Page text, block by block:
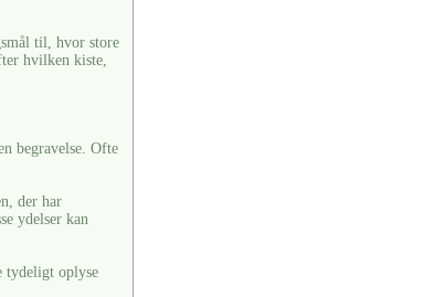
til, hvor store
hvilken kiste,
begravelse. Ofte
der har
ydelser kan
tydeligt oplyse